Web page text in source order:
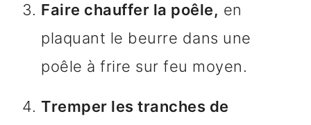
Faire chauffer la poêle, en
plaquant le beurre dans une
poêle à frire sur feu moyen.
Tremper les tranches de